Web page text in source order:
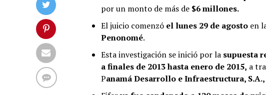
por un monto de más de $6 millones.
El juicio comenzó el lunes 29 de agosto en
Penonomé.
Esta investigación se inició por la supuesta
a finales de 2013 hasta enero de 2015, a
Panamá Desarrollo e Infraestructura, S.A.,